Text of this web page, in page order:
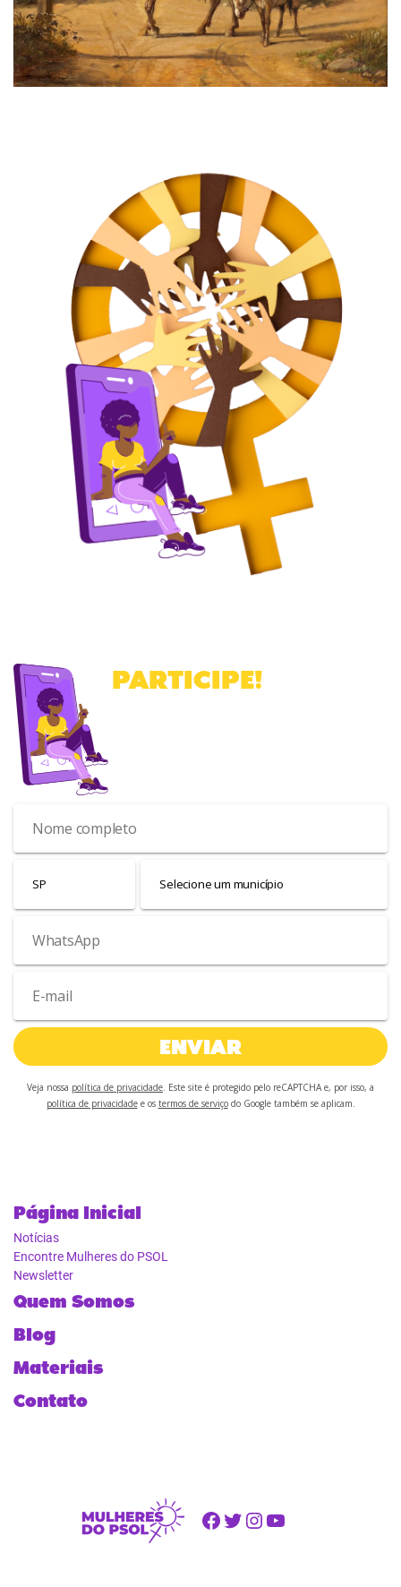
PARTICIPE!
ENVIAR
Veja nossa política de privacidade. Este site é protegido pelo reCAPTCHA e, por isso, a
política de privacidadee os termos de serviçodo Google também se aplicam.
Página Inicial
Notícias
Encontre Mulheres do PSOL
Newsletter
Quem Somos
Blog
Materiais
Contato
Facebook Twitter Instagram Youtube